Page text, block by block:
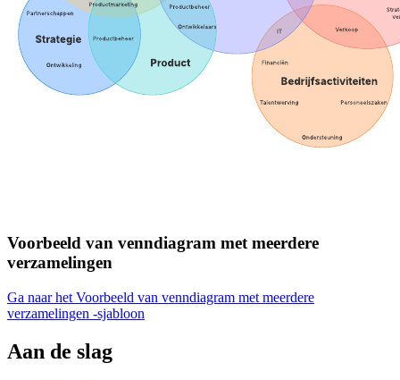
Voorbeeld van venndiagram met meerdere
verzamelingen
Ga naar het Voorbeeld van venndiagram met meerdere
verzamelingen -sjabloon
Aan de slag